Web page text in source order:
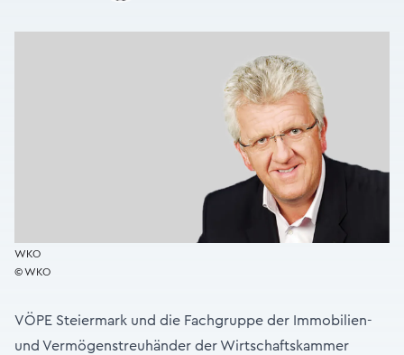
WKO
© WKO
VÖPE Steiermark und die Fachgruppe der Immobilien-
und Vermögenstreuhänder der Wirtschaftskammer